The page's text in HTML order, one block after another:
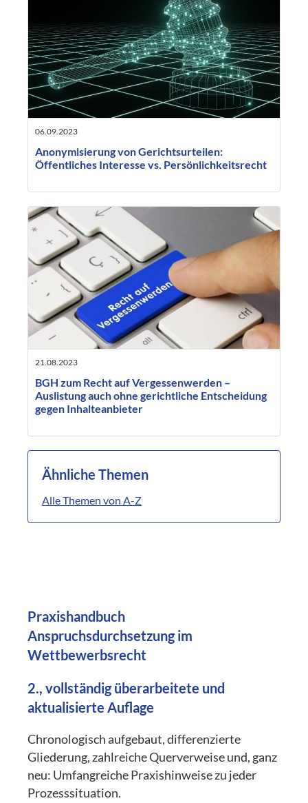
06.09.2023
Anonymisierung von Gerichtsurteilen:
Öffentliches Interesse vs. Persönlichkeitsrecht
21.08.2023
BGH zum Recht auf Vergessenwerden –
Auslistung auch ohne gerichtliche Entscheidung
gegen Inhalteanbieter
Ähnliche Themen
Alle Themen von A-Z
Praxishandbuch
Anspruchsdurchsetzung im
Wettbewerbsrecht
2., vollständig überarbeitete und
aktualisierte Auflage
Chronologisch aufgebaut, differenzierte
Gliederung, zahlreiche Querverweise und, ganz
neu: Umfangreiche Praxishinweise zu jeder
Prozesssituation.